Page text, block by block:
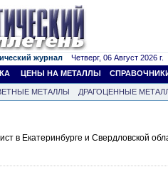
журнал Четверг, 06 Август 2026 г.
ЦЕНЫ НА МЕТАЛЛЫ
МЕТАЛЛЫ
ДРАГОЦЕННЫЕ
в Екатеринбурге и Свердловской